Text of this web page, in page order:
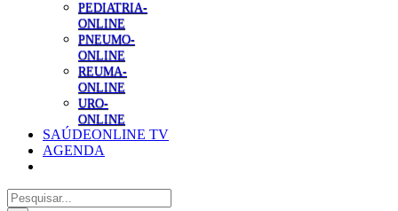
PEDIATRIA-
ONLINE
PNEUMO-
ONLINE
REUMA-
ONLINE
URO-
ONLINE
SAÚDEONLINE TV
AGENDA
Pesquisar